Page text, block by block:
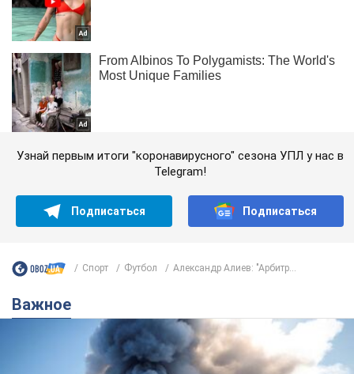
Узнай первым итоги "коронавирусного" сезона УПЛ у нас в
Telegram!
Подписаться Подписаться
Спорт Футбол Александр Алиев: "Арбитр...
Важное